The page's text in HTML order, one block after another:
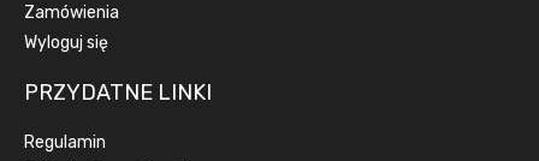
Zamówienia
Wyloguj się
PRZYDATNE LINKI
Regulamin